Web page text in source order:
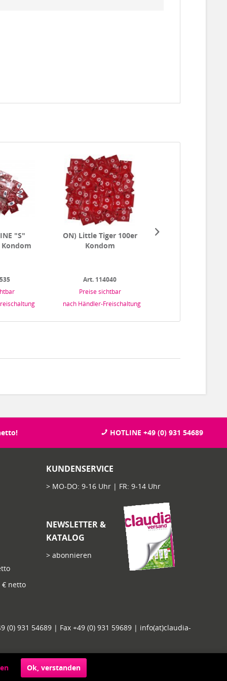
"S"
ON) Little Tiger 100er
Kondom
Art. 114040
Preise sichtbar
nach Händler-Freischaltung
HOTLINE +49 (0) 931 54689
€ netto
KUNDENSERVICE
> MO-DO: 9-16 Uhr | FR: 9-14 Uhr
NEWSLETTER &
KATALOG
> abonnieren
931 54689 | Fax +49 (0) 931 59689 | info(at)claudia-
Ok, verstanden